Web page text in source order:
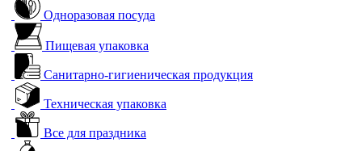
Одноразовая посуда
Пищевая упаковка
Санитарно-гигиеническая продукция
Техническая упаковка
Все для праздника